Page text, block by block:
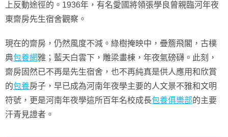
上反動途徑的。1936年，有名愛國將領張學良曾親臨河年夜
東齋房先生宿舍觀察。
現在的齋房，仍然風度不減。綠樹掩映中，疊簷飛閣，古樸
典包養網雅；藍天白雲下，雕梁畫棟，年夜氣磅礴。此刻，
齋房固然已不再是先生宿舍，也不再純真是供人應用和欣賞
的包養房子，早已成為河南年夜學主要的人文景不雅和文明
符號，更是河南年夜學這所百年名校成長包養俱樂部的主要
汗青見證者。